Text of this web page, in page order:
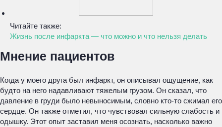
Читайте также:
Жизнь после инфаркта — что можно и что нельзя делать
Мнение пациентов
Когда у моего друга был инфаркт, он описывал ощущение, как
будто на него надавливают тяжелым грузом. Он сказал, что
давление в груди было невыносимым, словно кто-то сжимал его
сердце. Он также отметил, что чувствовал сильную слабость и
одышку. Этот опыт заставил меня осознать, насколько важно